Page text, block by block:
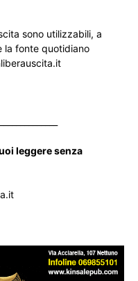
sono utilizzabili, a
la fonte quotidiano
leggere senza